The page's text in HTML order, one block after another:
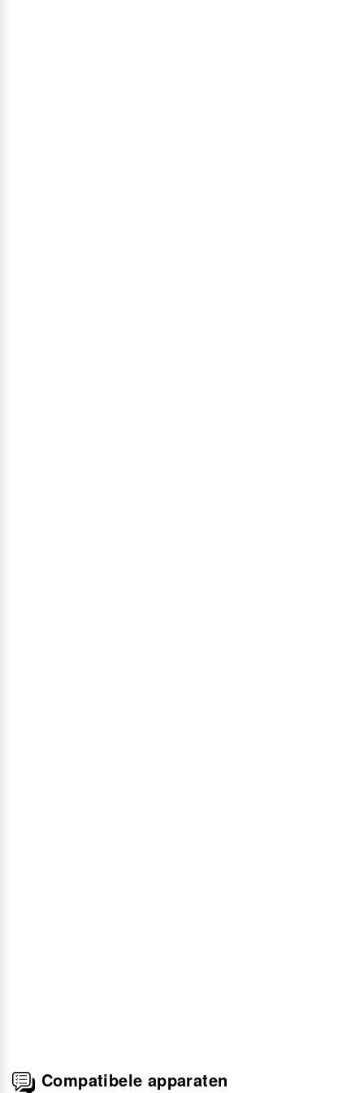
Compatibele apparaten